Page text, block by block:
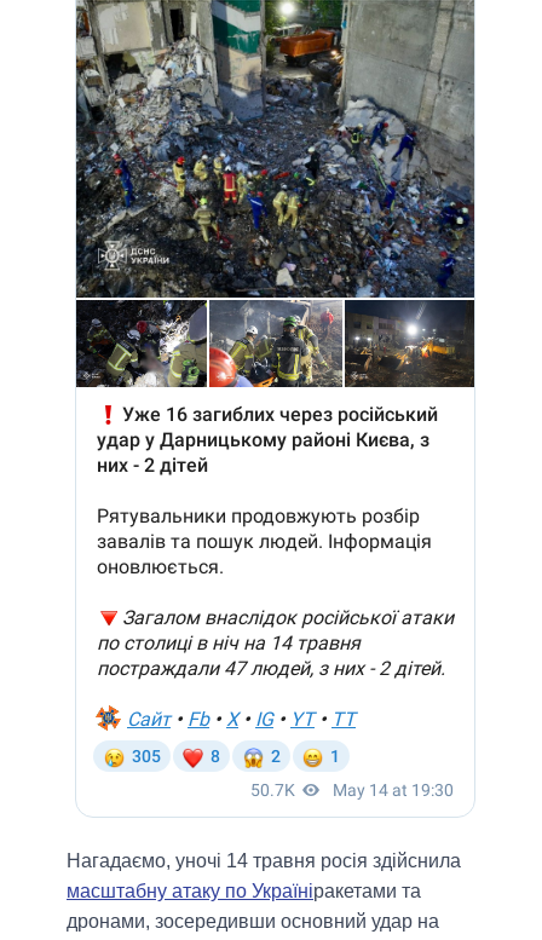
Нагадаємо, уночі 14 травня росія здійснила
масштабну атаку по Україніракетами та
дронами, зосередивши основний удар на